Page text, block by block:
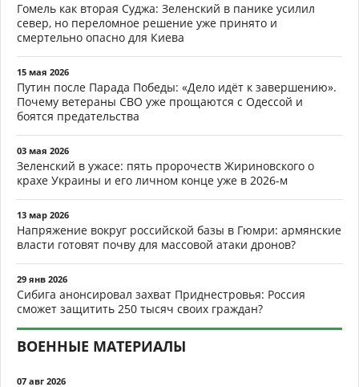
Гомель как вторая Суджа: Зеленский в панике усилил
север, но переломное решение уже принято и
смертельно опасно для Киева
15 мая 2026
Путин после Парада Победы: «Дело идёт к завершению».
Почему ветераны СВО уже прощаются с Одессой и
боятся предательства
03 мая 2026
Зеленский в ужасе: пять пророчеств Жириновского о
крахе Украины и его личном конце уже в 2026-м
13 мар 2026
Напряжение вокруг российской базы в Гюмри: армянские
власти готовят почву для массовой атаки дронов?
29 янв 2026
Сибига анонсировал захват Приднестровья: Россия
сможет защитить 250 тысяч своих граждан?
ВОЕННЫЕ МАТЕРИАЛЫ
07 авг 2026